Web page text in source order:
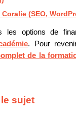
(SEO,
les options de
. Pour
de la
sujet